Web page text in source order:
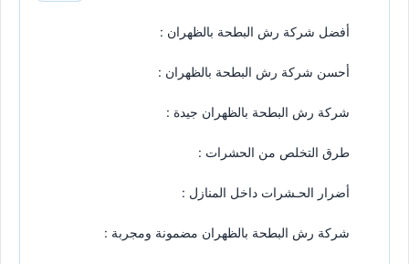
أفضل شركة رش البطحة بالظهران :
أحسن شركة رش البطحة بالظهران :
شركة رش البطحة بالظهران جيدة :
طرق التخلص من الحشرات :
أضرار الحـشرات داخل المنازل :
شركة رش البطحة بالظهران مضمونة ومجربة :